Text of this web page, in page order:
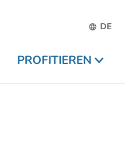
DE
PROFITIEREN